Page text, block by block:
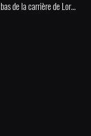
Construction des établissements Poliet et Chausson en bas de la carrière de Lormont en 1930-32. Cette usine était une cimenterie.